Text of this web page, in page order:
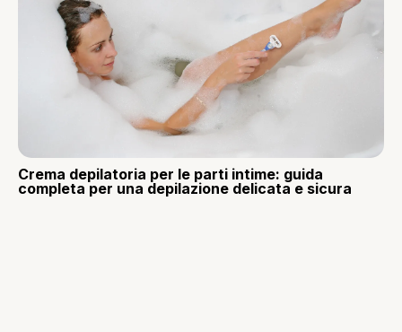
Crema depilatoria per le parti intime: guida
completa per una depilazione delicata e sicura